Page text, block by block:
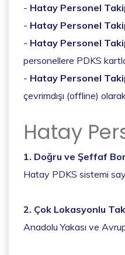
- Hatay Personel
- Hatay Personel
- Hatay Personel
personellere PDKS
- Hatay Personel
çevrimdışı (offline) olarak
Hatay
1. Doğru ve Şeffaf
Hatay PDKS sistemi
2. Çok Lokasyonlu
Anadolu Yakası ve